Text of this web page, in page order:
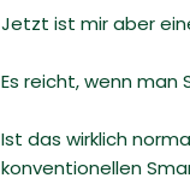
Jetzt ist mir aber
Es reicht, wenn
Ist das wirklich
konventionellen